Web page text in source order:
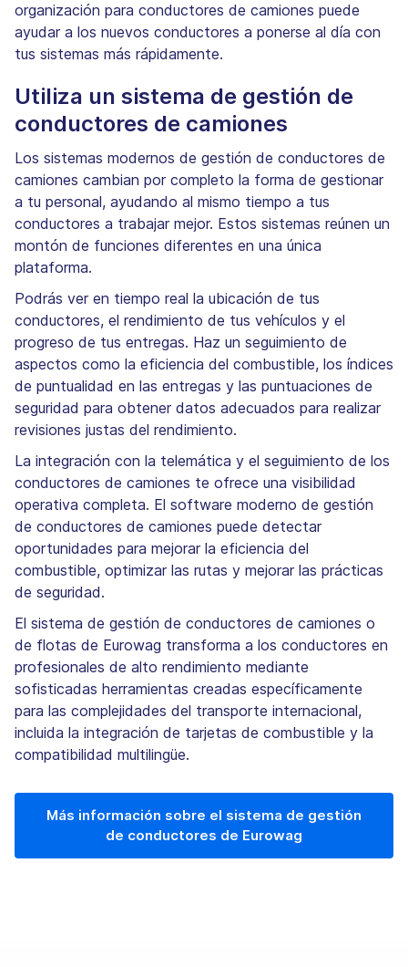
organización para conductores de camiones puede
ayudar a los nuevos conductores a ponerse al día con
tus sistemas más rápidamente.
Utiliza un sistema de gestión de
conductores de camiones
Los sistemas modernos de gestión de conductores de
camiones cambian por completo la forma de gestionar
a tu personal, ayudando al mismo tiempo a tus
conductores a trabajar mejor. Estos sistemas reúnen un
montón de funciones diferentes en una única
plataforma.
Podrás ver en tiempo real la ubicación de tus
conductores, el rendimiento de tus vehículos y el
progreso de tus entregas. Haz un seguimiento de
aspectos como la eficiencia del combustible, los índices
de puntualidad en las entregas y las puntuaciones de
seguridad para obtener datos adecuados para realizar
revisiones justas del rendimiento.
La integración con la telemática y el seguimiento de los
conductores de camiones te ofrece una visibilidad
operativa completa. El software moderno de gestión
de conductores de camiones puede detectar
oportunidades para mejorar la eficiencia del
combustible, optimizar las rutas y mejorar las prácticas
de seguridad.
El sistema de gestión de conductores de camiones o
de flotas de Eurowag transforma a los conductores en
profesionales de alto rendimiento mediante
sofisticadas herramientas creadas específicamente
para las complejidades del transporte internacional,
incluida la integración de tarjetas de combustible y la
compatibilidad multilingüe.
Más información sobre el sistema de gestión
de conductores de Eurowag